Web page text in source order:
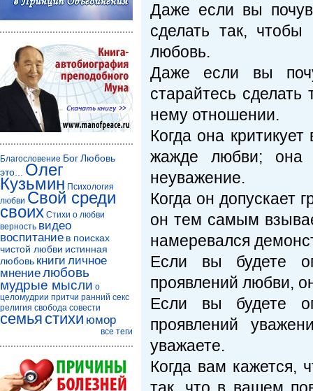
Даже если вы
сделать так,
любовь.
Даже если вы
старайтесь
нему отношении.
Когда она
жажде любви; она
неуважение.
Когда он допускает
он тем самым
намеревался
Если вы будете
проявлений любви,
Если вы будете
проявлений
уважаете.
Когда вам кажется,
Благословение БогЛюбовь
это...
Олег
Кузьмин Психология
любви Свой среди
своих Стихи о любви
верность видео
воспитание в поисках
чистой любви истинная
любовь книги личное
мнениелюбовь
мудрые мысли о
целомудрии притчи ранний секс
религия свобода совести
семья стихи юмор
все теги